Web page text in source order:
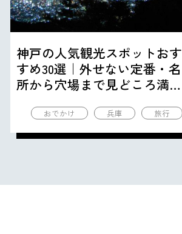
神戸の人気観光スポットおす
すめ30選｜外せない定番・名
所から穴場まで見どころ満載
おでかけ 兵庫 旅行